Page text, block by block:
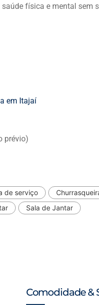
física e mental sem
em Itajaí
prévio)
de serviço
Sala de Jantar
Comodidade &